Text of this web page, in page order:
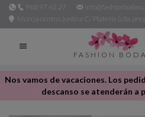
968 97 42 27
Murcia centro, junto a C/ Platería (cita

FASHION
Nos vamos de vacaciones. Los
descanso se atenderán a